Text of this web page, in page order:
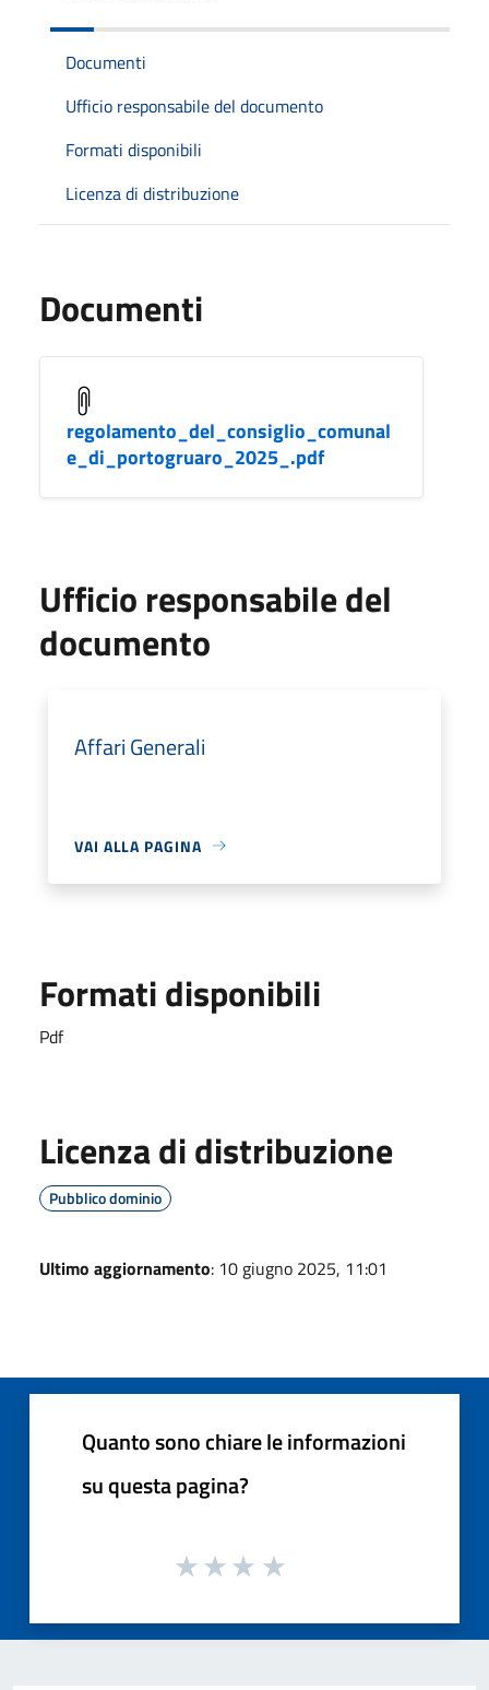
Documenti
Ufficio responsabile del documento
Formati disponibili
Licenza di distribuzione
Documenti
regolamento_del_consiglio_comunal
e_di_portogruaro_2025_.pdf
Ufficio responsabile del
documento
Affari Generali
VAI ALLA PAGINA
Formati disponibili
Pdf
Licenza di distribuzione
Pubblico dominio
Ultimo aggiornamento: 10 giugno 2025, 11:01
Quanto sono chiare le informazioni
su questa pagina?